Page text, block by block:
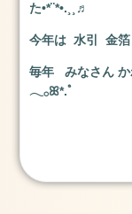
た•*¨*•.¸¸♬︎
今年は 水引 金
毎年 みなさん か
𓂃𓂂ꕤ*.ﾟ